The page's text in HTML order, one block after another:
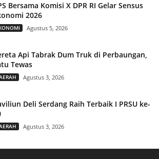
Bersama Komisi X DPR RI Gelar Sensus
2026
Agustus 5, 2026
Api Tabrak Dum Truk di Perbaungan,
Tewas
Agustus 3, 2026
Deli Serdang Raih Terbaik I PRSU ke-
Agustus 3, 2026